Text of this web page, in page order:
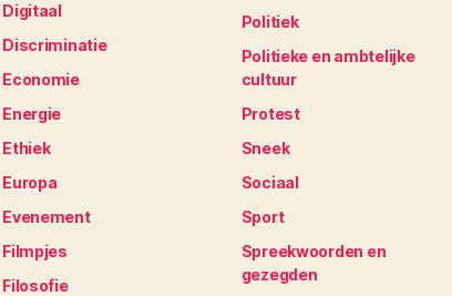
Digitaal
Discriminatie
Economie
Energie
Ethiek
Europa
Evenement
Filmpjes
Filosofie
Politiek
Politieke en ambtelijke
cultuur
Protest
Sneek
Sociaal
Sport
Spreekwoorden en
gezegden